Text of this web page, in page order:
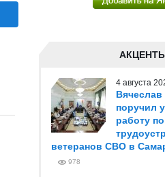
4 августа
поручил
работу по
ветеранов СВО в
978